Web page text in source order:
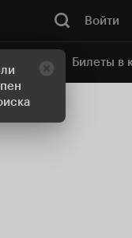
Войти
Билеты в